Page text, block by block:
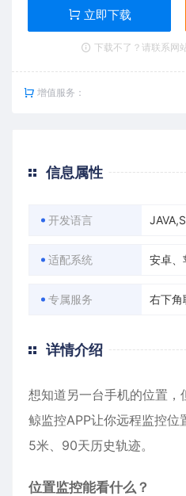
立即下载
下载不了？请联系网
增值服务：
信息属性
开发语言
适配系统 安卓、
专属服务 右下角
详情介绍
想知道另一台手机的位置
鲸监控APP让你远程监控
5米、90天历史轨迹。
位置监控能看什么？